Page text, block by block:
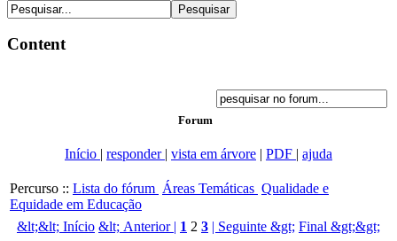
Content
Forum
Início | responder | vista em árvore | PDF | ajuda
Percurso :: Lista do fórum Áreas Temáticas Qualidade e
Equidade em Educação
&lt;&lt; Início &lt; Anterior | 1 2 3 | Seguinte &gt; Final &gt;&gt;